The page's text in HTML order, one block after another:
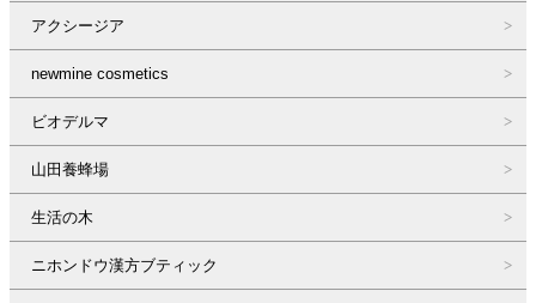
アクシージア
newmine cosmetics
ビオデルマ
山田養蜂場
生活の木
ニホンドウ漢方ブティック